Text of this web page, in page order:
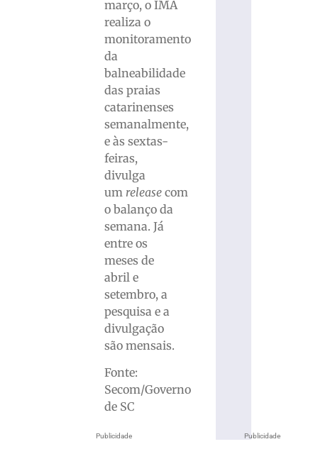
Publicidade
março, o IMA
realiza o
monitoramento
da
balneabilidade
das praias
catarinenses
semanalmente,
e às sextas-
feiras,
divulga
um releasecom
o balanço da
semana. Já
entre os
meses de
abril e
setembro, a
pesquisa e a
divulgação
são mensais.
Fonte:
Secom/Governo
de SC
Publicidade